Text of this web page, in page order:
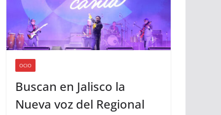
OCIO
Buscan en Jalisco la
Nueva voz del Regional